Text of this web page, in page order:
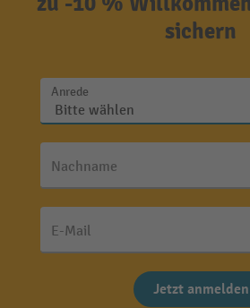
sichern
Anrede
Nachname
E-Mail
Jetzt anmelden